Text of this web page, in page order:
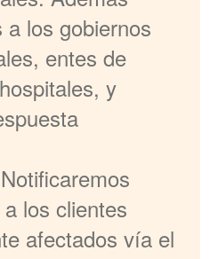
los gobiernos
entes de
y
Notificaremos
los clientes
afectados vía el